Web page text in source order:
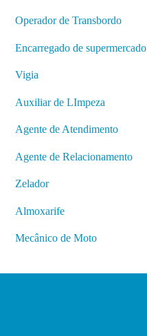
Operador de Transbordo
Encarregado de supermercado
Vigia
Auxiliar de LImpeza
Agente de Atendimento
Agente de Relacionamento
Zelador
Almoxarife
Mecânico de Moto